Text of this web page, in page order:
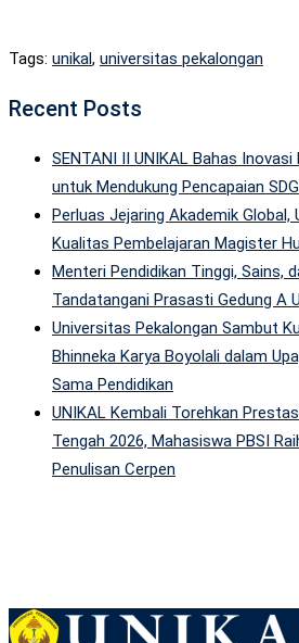
Tags: unikal, universitas pekalongan
Recent Posts
SENTANI II UNIKAL Bahas
untuk Mendukung Pencapaian
Perluas Jejaring Akademik Global,
Kualitas Pembelajaran Magister
Menteri Pendidikan Tinggi, Sains,
Tandatangani Prasasti Gedung A
Universitas Pekalongan Sambut
Bhinneka Karya Boyolali dalam
Sama Pendidikan
UNIKAL Kembali Torehkan
Tengah 2026, Mahasiswa PBSI
Penulisan Cerpen